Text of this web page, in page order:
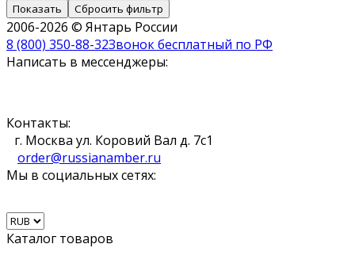
Показать Сбросить фильтр
2006-2026 © Янтарь России
8 (800) 350-88-32Звонок бесплатный по РФ
Написать в мессенджеры:
Контакты:
г. Москва ул. Коровий Вал д. 7с1
order@russianamber.ru
Мы в социальных сетях:
Каталог товаров